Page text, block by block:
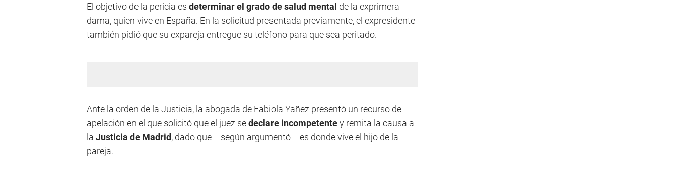
El objetivo de la pericia es determinar el grado de salud mental de la exprimera
dama, quien vive en España. En la solicitud presentada previamente, el expresidente
también pidió que su expareja entregue su teléfono para que sea peritado.
Ante la orden de la Justicia, la abogada de Fabiola Yañez presentó un recurso de
apelación en el que solicitó que el juez sedeclare incompetentey remita la causa a
la Justicia de Madrid, dado que —según argumentó— es donde vive el hijo de la
pareja.